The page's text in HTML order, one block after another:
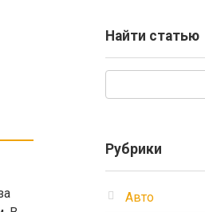
Найти статью
Рубрики
Авто